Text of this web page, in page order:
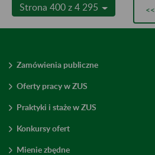
Strona 400 z 4 295 <<
Zamówienia publiczne
Oferty pracy w ZUS
Praktyki i staże w ZUS
Konkursy ofert
Mienie zbędne